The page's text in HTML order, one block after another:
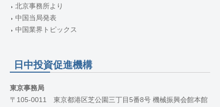
北京事務所より
中国当局発表
中国業界トピックス
日中投資促進機構
東京事務局
〒105-0011 東京都港区芝公園三丁目5番8号 機械振興会館本館